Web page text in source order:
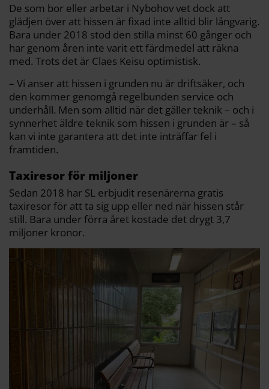
De som bor eller arbetar i Nybohov vet dock att
glädjen över att hissen är fixad inte alltid blir långvarig.
Bara under 2018 stod den stilla minst 60 gånger och
har genom åren inte varit ett färdmedel att räkna
med. Trots det är Claes Keisu optimistisk.
– Vi anser att hissen i grunden nu är driftsäker, och
den kommer genomgå regelbunden service och
underhåll. Men som alltid när det gäller teknik – och i
synnerhet äldre teknik som hissen i grunden är – så
kan vi inte garantera att det inte inträffar fel i
framtiden.
Taxiresor för miljoner
Sedan 2018 har SL erbjudit resenärerna gratis
taxiresor för att ta sig upp eller ned när hissen står
still. Bara under förra året kostade det drygt 3,7
miljoner kronor.